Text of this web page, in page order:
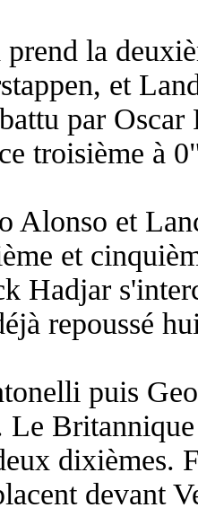
prend la
et
par
troisième à
Alonso et
et
Hadjar
repoussé
puis
Le
dixièmes.
devant